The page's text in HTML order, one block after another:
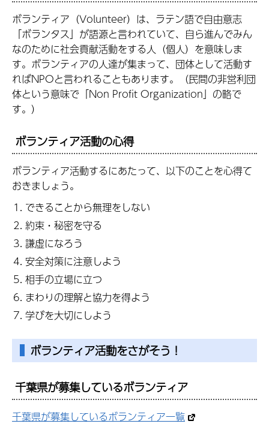
ボランティア（Volunteer）は、ラテン語で自由意志
「ボランタス」が語源と言われていて、自ら進んでみん
なのために社会貢献活動をする人（個人）を意味しま
す。ボランティアの人達が集まって、団体として活動す
ればNPOと言われることもあります。（民間の非営利団
体という意味で「Non Profit Organization」の略で
す。）
ボランティア活動の心得
ボランティア活動するにあたって、以下のことを心得て
おきましょう。
できることから無理をしない
約束・秘密を守る
謙虚になろう
安全対策に注意しよう
相手の立場に立つ
まわりの理解と協力を得よう
学びを大切にしよう
ボランティア活動をさがそう！
千葉県が募集しているボランティア
千葉県が募集しているボランティア一覧